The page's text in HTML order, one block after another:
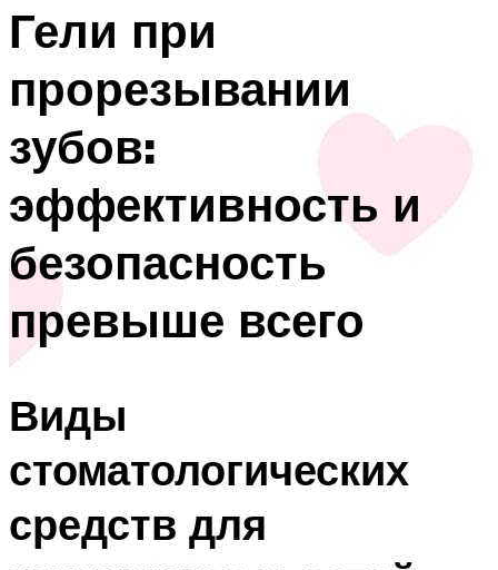
Гели при
прорезывании
зубов:
эффективность и
безопасность
превыше всего
Виды
стоматологических
средств для